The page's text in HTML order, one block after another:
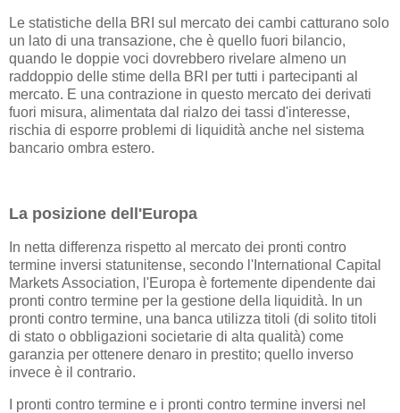
Le statistiche della BRI sul mercato dei cambi catturano solo
un lato di una transazione, che è quello fuori bilancio,
quando le doppie voci dovrebbero rivelare almeno un
raddoppio delle stime della BRI per tutti i partecipanti al
mercato. E una contrazione in questo mercato dei derivati
fuori misura, alimentata dal rialzo dei tassi d'interesse,
rischia di esporre problemi di liquidità anche nel sistema
bancario ombra estero.
La posizione dell'Europa
In netta differenza rispetto al mercato dei pronti contro
termine inversi statunitense, secondo l'International Capital
Markets Association, l'Europa è fortemente dipendente dai
pronti contro termine per la gestione della liquidità. In un
pronti contro termine, una banca utilizza titoli (di solito titoli
di stato o obbligazioni societarie di alta qualità) come
garanzia per ottenere denaro in prestito; quello inverso
invece è il contrario.
I pronti contro termine e i pronti contro termine inversi nel